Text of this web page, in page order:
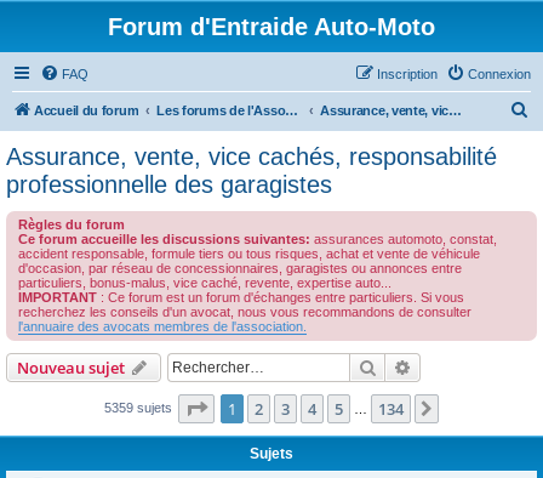
Forum d'Entraide Auto-Moto
FAQ Connexion
Inscription
Accueil du forum Les forums de l'Association des Avocats de l'Automobile Assurance, vente, vice cachés, responsabilité professionnelle des garagistes
e
Assurance, vente, vice cachés, responsabilité
professionnelle des garagistes
Règles du forum
Ce forum accueille les discussions suivantes: assurances automoto, constat,
accident responsable, formule tiers ou tous risques, achat et vente de véhicule
d'occasion, par réseau de concessionnaires, garagistes ou annonces entre
particuliers, bonus-malus, vice caché, revente, expertise auto...
IMPORTANT : Ce forum est un forum d'échanges entre particuliers. Si vous
recherchez les conseils d'un avocat, nous vous recommandons de consulter
l'annuaire des avocats membres de l'association.
Nouveau sujet Rechercher
5359 sujets Page 1sur134
1 2 3 4 5 134
Sujets